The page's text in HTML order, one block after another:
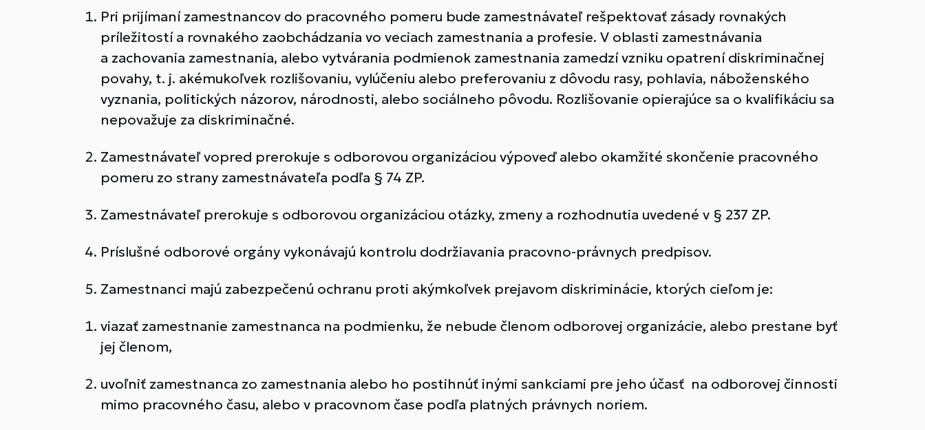
Pri prijímaní zamestnancov do pracovného pomeru bude zamestnávateľ rešpektovať zásady rovnakých
príležitostí a rovnakého zaobchádzania vo veciach zamestnania a profesie. V oblasti zamestnávania
a zachovania zamestnania, alebo vytvárania podmienok zamestnania zamedzí vzniku opatrení diskriminačnej
povahy, t. j. akémukoľvek rozlišovaniu, vylúčeniu alebo preferovaniu z dôvodu rasy, pohlavia, náboženského
vyznania, politických názorov, národnosti, alebo sociálneho pôvodu. Rozlišovanie opierajúce sa o kvalifikáciu sa
nepovažuje za diskriminačné.
Zamestnávateľ vopred prerokuje s odborovou organizáciou výpoveď alebo okamžité skončenie pracovného
pomeru zo strany zamestnávateľa podľa § 74 ZP.
Zamestnávateľ prerokuje s odborovou organizáciou otázky, zmeny a rozhodnutia uvedené v § 237 ZP.
Príslušné odborové orgány vykonávajú kontrolu dodržiavania pracovno-právnych predpisov.
Zamestnanci majú zabezpečenú ochranu proti akýmkoľvek prejavom diskriminácie, ktorých cieľom je:
viazať zamestnanie zamestnanca na podmienku, že nebude členom odborovej organizácie, alebo prestane byť
jej členom,
uvoľniť zamestnanca zo zamestnania alebo ho postihnúť inými sankciami pre jeho účasť na odborovej činnosti
mimo pracovného času, alebo v pracovnom čase podľa platných právnych noriem.